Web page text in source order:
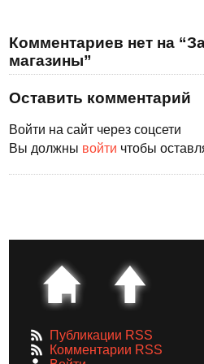
Комментариев нет на
магазины”
Оставить комментарий
Войти на сайт через соцсети
Вы должны войти чтобы
Публикации RSS
Комментарии RSS